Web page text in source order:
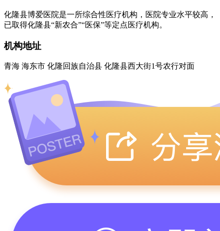
化隆县博爱医院是一所综合性医疗机构，医院专业水平较高，
已取得化隆县“新农合”“医保”等定点医疗机构。
机构地址
青海 海东市 化隆回族自治县 化隆县西大街1号农行对面